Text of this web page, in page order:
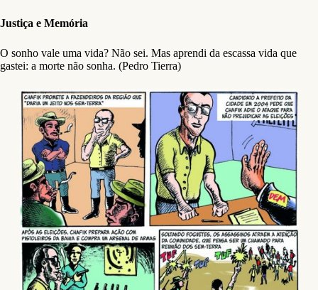
Justiça e Memória
O sonho vale uma vida? Não sei. Mas aprendi da escassa vida que
gastei: a morte não sonha. (Pedro Tierra)